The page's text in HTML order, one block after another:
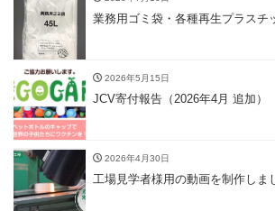
業務用ゴミ袋・各種再生プラスチ
2026年5月15日
JCV寄付報告（2026年4月 追加）
2026年4月30日
工場見学者様用の動画を制作しま